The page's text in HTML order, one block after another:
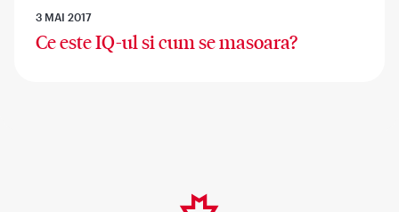
3 MAI 2017
Ce este IQ-ul si cum se masoara?